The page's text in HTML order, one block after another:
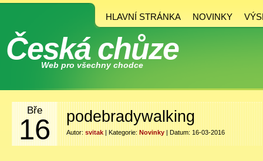
HLAVNÍ STRÁNKA NOVINKY
Česká chůze
Web pro všechny chodce
Bře
16 podebradywalking
Autor: svitak | Kategorie: Novinky | Datum: 16-03-2016